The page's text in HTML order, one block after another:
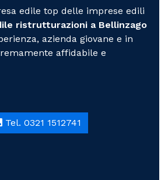
edile top delle imprese edili
ristrutturazioni a Bellinzago
azienda giovane e in
affidabile e
Tel. 0321 1512741